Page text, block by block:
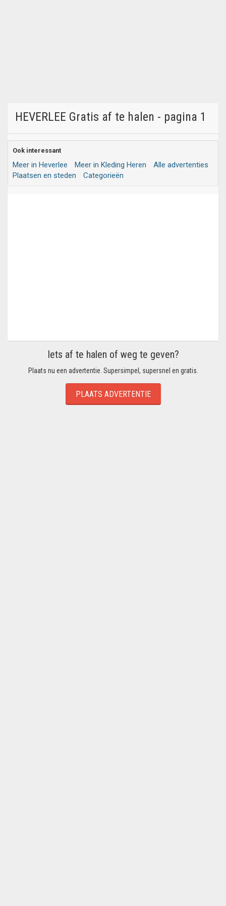
HEVERLEE Gratis af te halen - pagina 1
Ook interessant
Meer in Heverlee Meer in Kleding Heren
Alle advertenties
Plaatsen en steden
Categorieën
Iets af te halen of weg te geven?
Plaats nu een advertentie. Supersimpel, supersnel en gratis.
PLAATS ADVERTENTIE